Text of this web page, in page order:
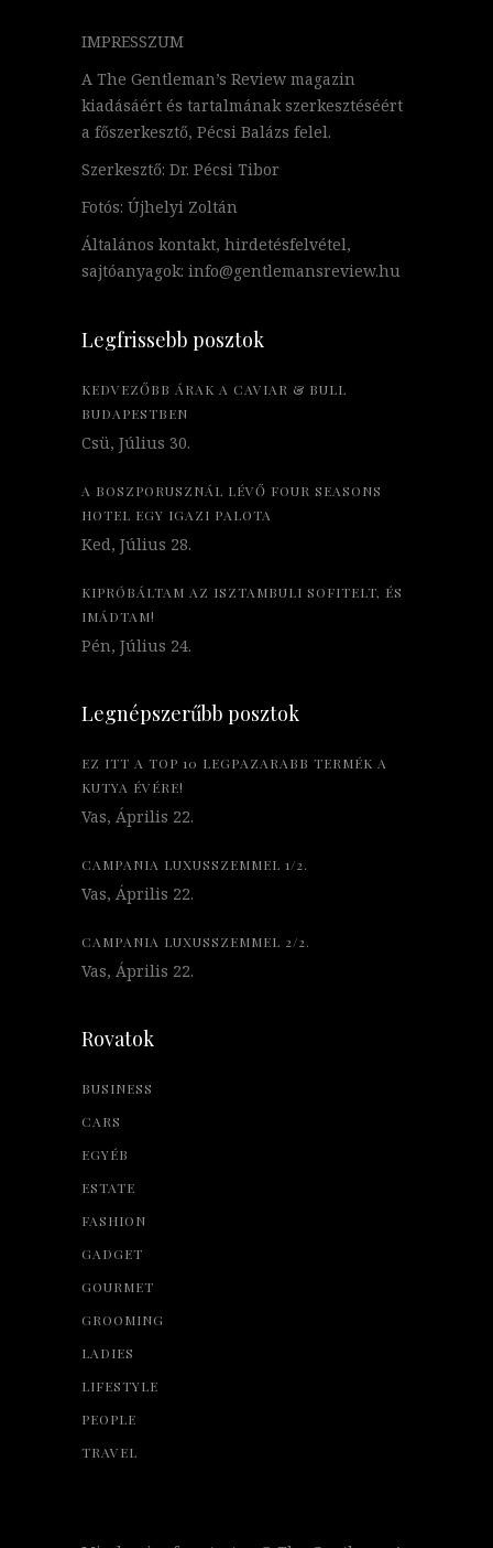
IMPRESSZUM
A The Gentleman’s Review magazin
kiadásáért és tartalmának szerkesztéséért
a főszerkesztő, Pécsi Balázs felel.
Szerkesztő: Dr. Pécsi Tibor
Fotós: Újhelyi Zoltán
Általános kontakt, hirdetésfelvétel,
sajtóanyagok: info@gentlemansreview.hu
Legfrissebb posztok
KEDVEZŐBB ÁRAK A CAVIAR & BULL
BUDAPESTBEN
Csü, Július 30.
A BOSZPORUSZNÁL LÉVŐ FOUR SEASONS
HOTEL EGY IGAZI PALOTA
Ked, Július 28.
KIPRÓBÁLTAM AZ ISZTAMBULI SOFITELT, ÉS
IMÁDTAM!
Pén, Július 24.
Legnépszerűbb posztok
EZ ITT A TOP 10 LEGPAZARABB TERMÉK A
KUTYA ÉVÉRE!
Vas, Április 22.
CAMPANIA LUXUSSZEMMEL 1/2.
Vas, Április 22.
CAMPANIA LUXUSSZEMMEL 2/2.
Vas, Április 22.
Rovatok
BUSINESS
CARS
EGYÉB
ESTATE
FASHION
GADGET
GOURMET
GROOMING
LADIES
LIFESTYLE
PEOPLE
TRAVEL